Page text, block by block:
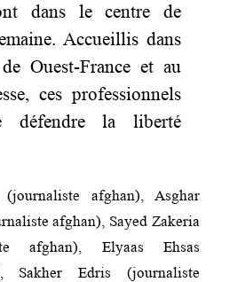
dans le centre de
Accueillis dans
Ouest-France et au
ces professionnels
défendre la liberté
afghan), Asghar
afghan), Sayed Zakeria
afghan), Elyaas Ehsas
Sakher Edris (journaliste